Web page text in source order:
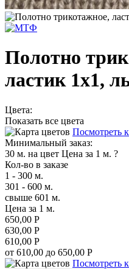
Полотно
ластик 1х1,
Цвета:
Показать все цвета
Посмотреть
Минимальный заказ:
30 м. на цвет Цена за 1 м. ?
Кол-во в заказе
1 - 300 м.
301 - 600 м.
свыше 601 м.
Цена за 1 м.
650,00 Р
630,00 Р
610,00 Р
от 610,00 до 650,00 Р
Посмотреть